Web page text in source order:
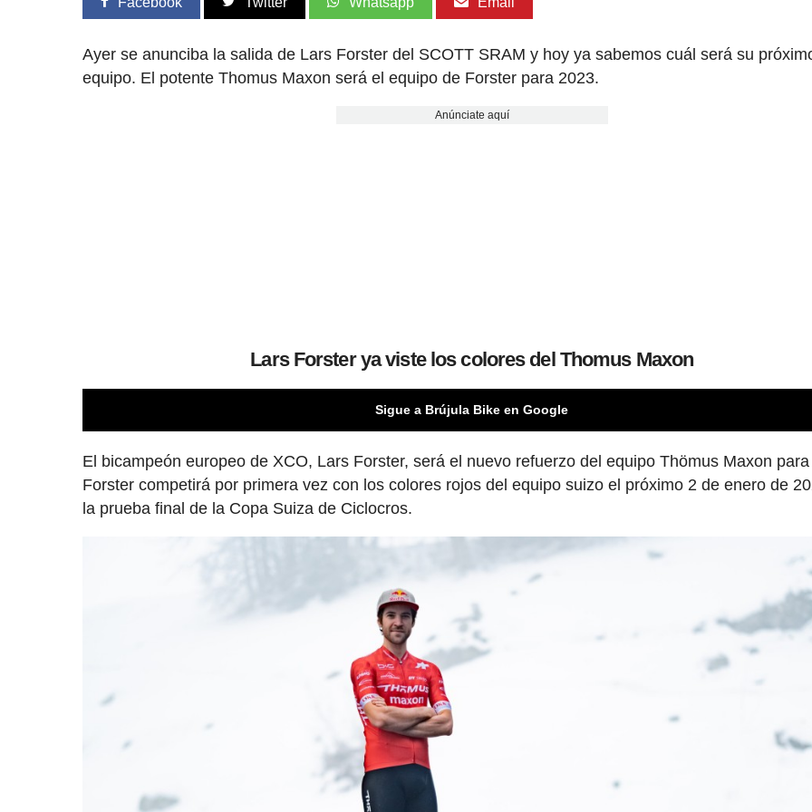
Ayer se anunciba la salida de Lars Forster del SCOTT SRAM y hoy ya sabemos cuál será su
equipo. El potente Thomus Maxon será el equipo de Forster para 2023.
Anúnciate aquí
Lars Forster ya viste los colores del Thomus Maxon
Sigue a Brújula Bike en Google
El bicampeón europeo de XCO, Lars Forster, será el nuevo refuerzo del equipo Thömus Maxon
Forster competirá por primera vez con los colores rojos del equipo suizo el próximo 2 de enero de
la prueba final de la Copa Suiza de Ciclocros.